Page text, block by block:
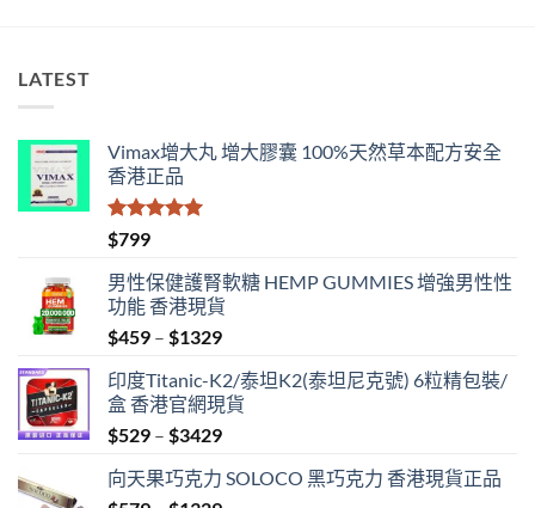
LATEST
Vimax增大丸 增大膠囊 100%天然草本配方安全
香港正品
評分
滿分 5
$799
男性保健護腎軟糖 HEMP GUMMIES 增強男性性
功能 香港現貨
$459 – $1329Price
$459
through
$1329
印度Titanic-K2/泰坦K2(泰坦尼克號) 6粒精包裝/
盒 香港官網現貨
$529 – $3429Price
$529
向天果巧克力 SOLOCO 黑巧克力 香港現貨正品